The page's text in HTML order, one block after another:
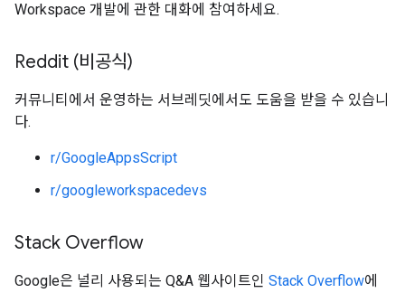
Workspace 개발에 관한 대화에 참여하세요.
Reddit (비공식)
커뮤니티에서 운영하는 서브레딧에서도 도움을 받을 수 있습니
다.
r/GoogleAppsScript
r/googleworkspacedevs
Stack Overflow
Google은 널리 사용되는 Q&A 웹사이트인 Stack Overflow에